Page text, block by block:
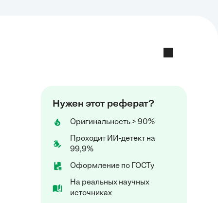
Нужен этот реферат?
Оригинальность > 90%
Проходит ИИ-детект на
99,9%
Оформление по ГОСТу
На реальных научных
источниках